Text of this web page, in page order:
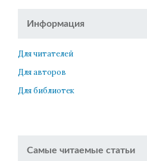
Информация
Для читателей
Для авторов
Для библиотек
Самые читаемые статьи